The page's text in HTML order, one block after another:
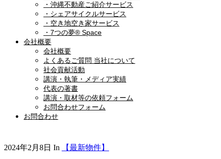
・沖縄不動産ご紹介サービス
・シェアサイクルサービス
・空き地空き家サービス
・7つの夢® Space
会社概要
会社概要
よくあるご質問 当社について
社会貢献活動
講演・執筆・メディア実績
代表の著書
講演・取材等の依頼フォーム
お問合わせフォーム
お問合わせ
2024年2月8日 In 【最新物件】